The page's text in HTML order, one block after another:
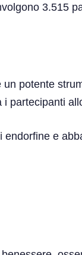
3.515
potente
i partecipanti
e